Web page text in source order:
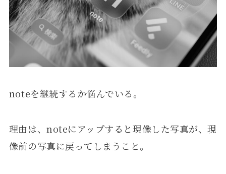
noteを継続するか悩んでいる。
理由は、noteにアップすると現像した写真が、現
像前の写真に戻ってしまうこと。